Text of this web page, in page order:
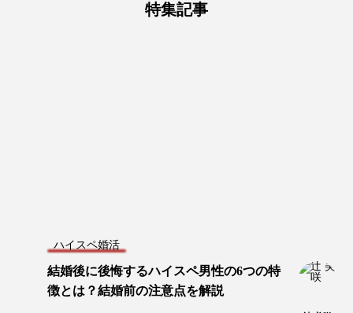
特集記事
ハイスペ婚活
結婚後に後悔するハイスペ男性の6つの特
徴とは？結婚前の注意点を解説